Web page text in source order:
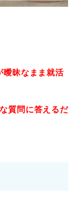
わらない
う。
なってし
曖昧なまま就活
質問に答えるだ